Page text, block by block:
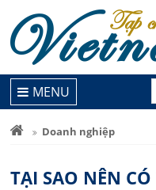
MENU
Doanh nghiệp
TẠI SAO NÊN